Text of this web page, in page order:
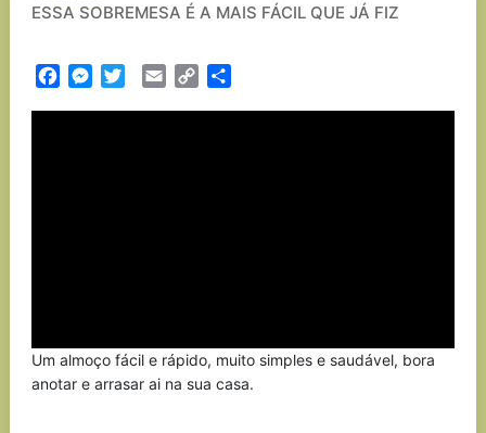
ESSA SOBREMESA É A MAIS FÁCIL QUE JÁ FIZ
FacebookMessenger
TwitterEmail Copy
Um almoço fácil e rápido, muito simples e saudável, bora
anotar e arrasar ai na sua casa.